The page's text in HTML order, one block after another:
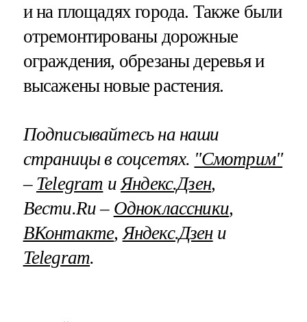
и на площадях города. Также были
отремонтированы дорожные
ограждения, обрезаны деревья и
высажены новые растения.
Подписывайтесь на наши
страницы в соцсетях. "Смотрим"
– Telegram и Яндекс.Дзен,
Вести.Ru – Одноклассники,
ВКонтакте, Яндекс.Дзени
Telegram.